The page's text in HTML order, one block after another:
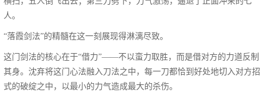
人。
“落霞剑法”的精髓在这一刻展现得淋漓尽致。
这门剑法的核心在于“借力”——不以蛮力取胜，而是借对方的力道反制
其身。沈弃将这门心法融入刀法之中，每一刀都恰到好处地切入对方招
式的破绽之中，以最小的力气造成最大的杀伤。